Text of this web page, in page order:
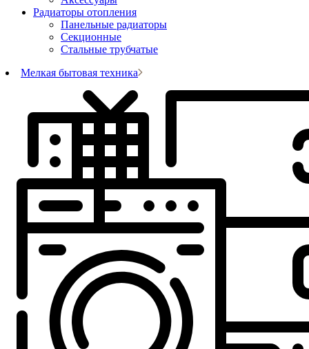
Радиаторы отопления
Панельные радиаторы
Секционные
Стальные трубчатые
Мелкая бытовая техника